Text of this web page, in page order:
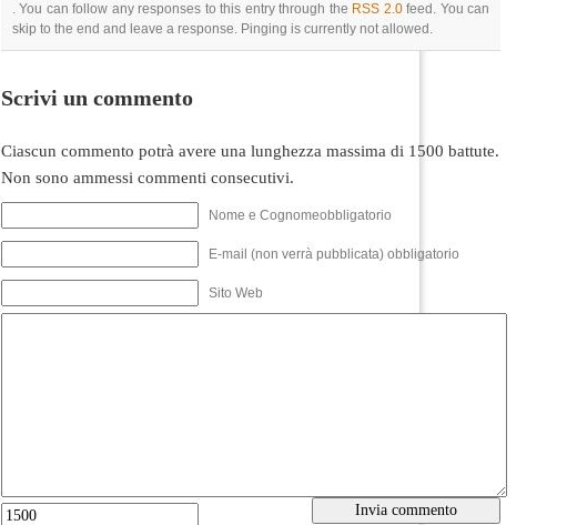
. You can follow any responses to this entry through the RSS 2.0feed. You can
skip to the end and leave a response. Pinging is currently not allowed.
Scrivi un commento
Ciascun commento potrà avere una lunghezza massima di 1500 battute.
Non sono ammessi commenti consecutivi.
Nome e Cognomeobbligatorio
E-mail (non verrà pubblicata) obbligatorio
Sito Web